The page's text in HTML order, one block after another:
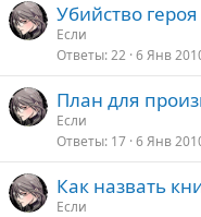
Убийство героя
Если
Ответы 22 6 Янв
План для
Если
Ответы 17 6 Янв
Как назвать
Если